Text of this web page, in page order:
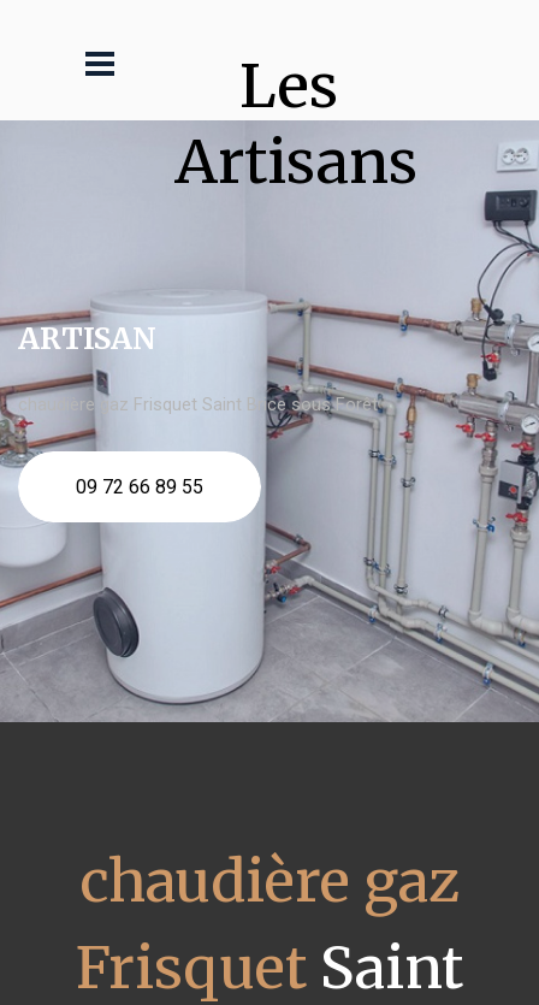
Les
Artisans
ARTISAN
chaudière gaz Frisquet Saint Brice sous Forêt
09 72 66 89 55
chaudière gaz
FrisquetSaint